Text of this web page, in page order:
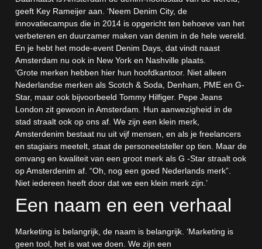
geeft Key Rameijer aan. ‘Neem Denim City, de
innovatiecampus die in 2014 is opgericht ten behoeve van het
verbeteren en duurzamer maken van denim in de hele wereld.
En je hebt het mode-event Denim Days, dat vindt naast
Amsterdam nu ook in New York en Nashville plaats.
‘Grote merken hebben hier hun hoofdkantoor. Niet alleen
Nederlandse merken als Scotch & Soda, Denham, PME en G-
Star, maar ook bijvoorbeeld Tommy Hilfiger. Pepe Jeans
London zit gewoon in Amsterdam. Hun aanwezigheid in de
stad straalt ook op ons af. We zijn een klein merk,
Amsterdenim bestaat nu uit vijf mensen, en als je freelancers
en stagiairs meetelt, staat de personeelsteller op tien. Maar de
omvang en kwaliteit van een groot merk als G -Star straalt ook
op Amsterdenim af. “Oh, nog een goed Nederlands merk”.
Niet iedereen heeft door dat we een klein merk zijn.’
Een naam en een verhaal
Marketing is belangrijk, de naam is belangrijk. ‘Marketing is
geen tool, het is wat we doen. We zijn een